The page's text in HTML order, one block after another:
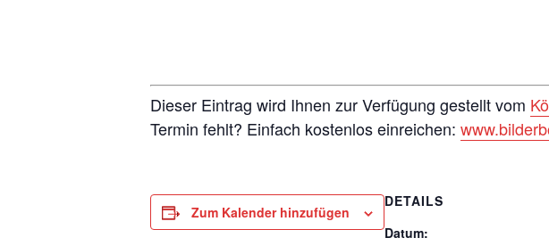
Dieser Eintrag wird Ihnen zur Verfügung gestellt vom
Termin fehlt? Einfach kostenlos einreichen:
Zum Kalender hinzufügen
DETAILS
Datum: